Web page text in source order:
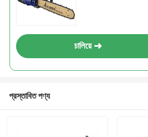
চালিয়ে
প্রস্তাবিত পণ্য